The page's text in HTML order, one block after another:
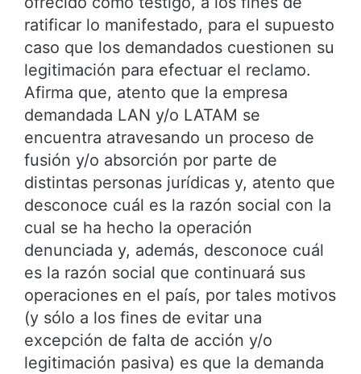
ratificar lo manifestado, para el supuesto
caso que los demandados cuestionen su
legitimación para efectuar el reclamo.
Afirma que, atento que la empresa
demandada LAN y/o LATAM se
encuentra atravesando un proceso de
fusión y/o absorción por parte de
distintas personas jurídicas y, atento que
desconoce cuál es la razón social con la
cual se ha hecho la operación
denunciada y, además, desconoce cuál
es la razón social que continuará sus
operaciones en el país, por tales motivos
(y sólo a los fines de evitar una
excepción de falta de acción y/o
legitimación pasiva) es que la demanda